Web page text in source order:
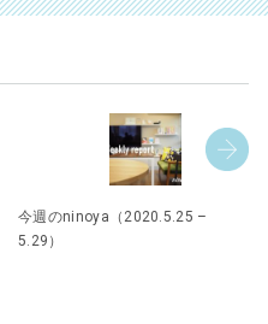
今週のninoya（2020.5.25 –
5.29）